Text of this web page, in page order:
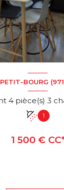
PETIT-BOURG
1
1 500 €